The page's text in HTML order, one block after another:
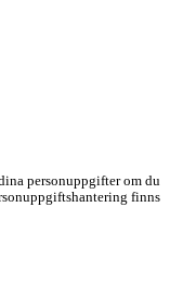
personuppgifter om du
finns